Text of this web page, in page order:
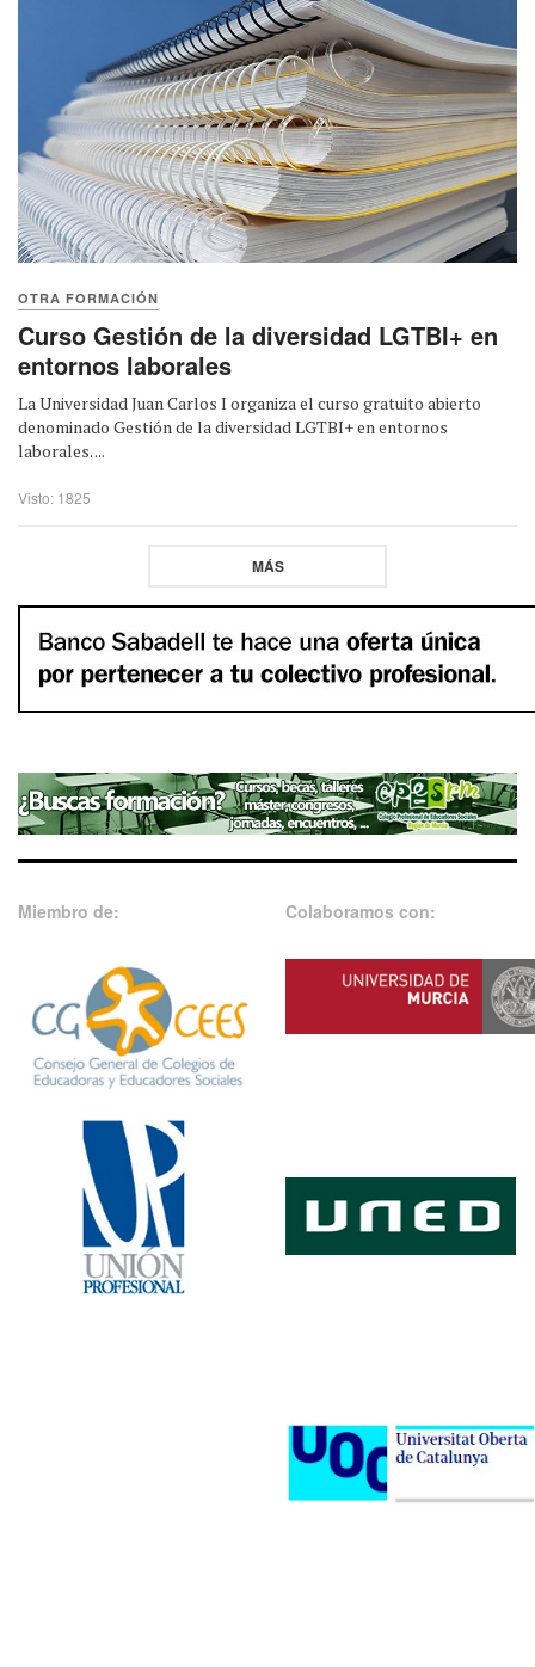
OTRA FORMACIÓN
Curso Gestión de la diversidad LGTBI+ en
entornos laborales
La Universidad Juan Carlos I organiza el curso gratuito abierto
denominado Gestión de la diversidad LGTBI+ en entornos
laborales. ...
Visto: 1825
MÁS
Miembro de: Colaboramos con: